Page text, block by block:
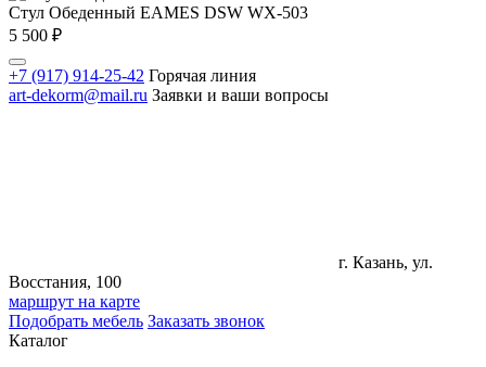
Стул Обеденный EAMES DSW WX-503
5 500 ₽
+7 (917) 914-25-42 Горячая линия
art-dekorm@mail.ru Заявки и ваши вопросы
г. Казань, ул.
Восстания, 100
маршрут на карте
Подобрать мебель Заказать звонок
Каталог